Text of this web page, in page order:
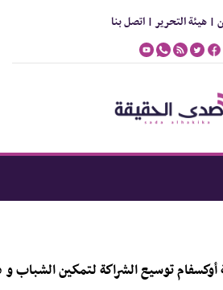
|هيئة التحرير |اتصل بنا
توسيع الشراكة لتمكين الشباب و دعم